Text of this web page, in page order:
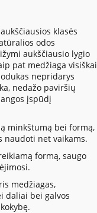
klasės
odos
aukščiausio lygio
pat medžiaga visiškai
nepridarys
nedažo paviršių
įspūdį
minkštumą bei formą,
naudoti net vaikams.
formą, saugo
medžiagas,
daliai bei galvos